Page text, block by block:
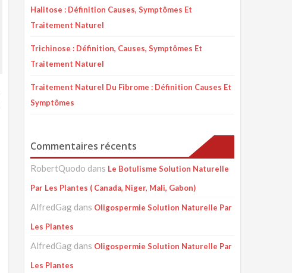
Halitose : Définition Causes, Symptômes Et
Traitement Naturel
Trichinose : Définition, Causes, Symptômes Et
Traitement Naturel
Traitement Naturel Du Fibrome : Définition Causes Et
Symptômes
Commentaires récents
RobertQuodo dans Le Botulisme Solution Naturelle
Par Les Plantes ( Canada, Niger, Mali, Gabon)
AlfredGag dans Oligospermie Solution Naturelle Par
Les Plantes
AlfredGag dans Oligospermie Solution Naturelle Par
Les Plantes